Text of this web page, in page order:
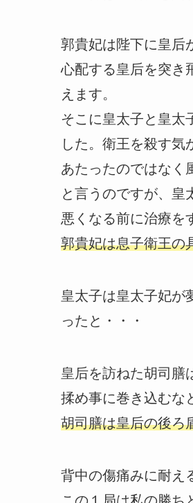
郭貴妃は陛下に皇后
心配する皇后を突き
えます。
そこに皇太子と皇太
した。衛王を殺す気
あたったのではなく
と言うのですが、皇
悪くなる前に治療を
郭貴妃は息子衛王の
皇太子は皇太子妃が
ったと・・・
皇后を訪ねた胡司膳
揉め事に巻き込むな
胡司膳は皇后の後ろ
背中の傷痛みに耐え
この１局は私の勝ち